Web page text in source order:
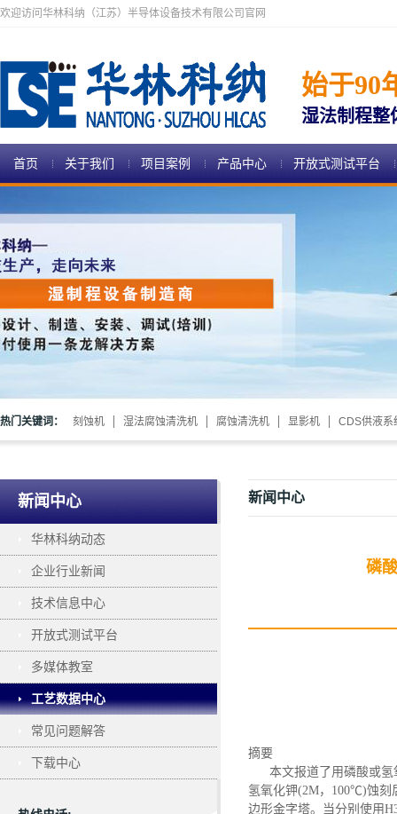
欢迎访问华林科纳（江苏）半导体设备技术有限公司官网
始于90
湿法制程整
首页 关于我们 项目案例 产品中心 开放式测试平台
热门关键词： 刻蚀机 湿法腐蚀清洗机 腐蚀清洗机 显影机 CDS供液系
新闻中心
华林科纳动态
企业行业新闻
技术信息中心
开放式测试平台
多媒体教室
工艺数据中心
常见问题解答
下载中心
新闻中心
磷
摘要
本文报道了用磷酸或氢
氢氧化钾(2M，100℃)蚀刻
边形金字塔。当分别使用